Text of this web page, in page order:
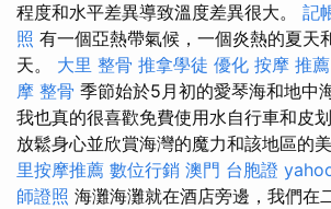
程度和水平差異導致溫度差異很大。 記
照 有一個亞熱帶氣候，一個炎熱的夏天
天。 大里 整骨 推拿學徒 優化 按摩 推薦
摩 整骨 季節始於5月初的愛琴海和地中
我也真的很喜歡免費使用水自行車和皮
放鬆身心並欣賞海灣的魔力和該地區的
里按摩推薦 數位行銷 澳門 台胞證
師證照 海灘海灘就在酒店旁邊，我們在